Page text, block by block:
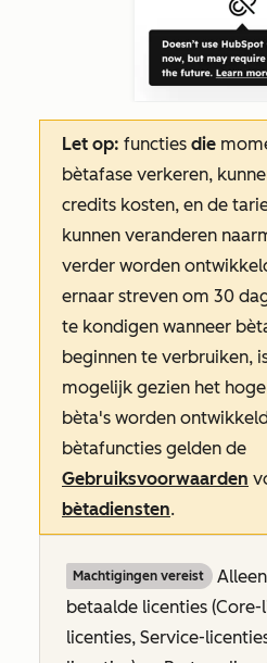
Let op: functies die
bètafase verkeren,
credits kosten, en de
kunnen veranderen
verder worden
ernaar streven om 30
te kondigen wanneer
beginnen te verbruiken,
mogelijk gezien het
bèta's worden
bètafuncties gelden de
Gebruiksvoorwaarden
bètadiensten.
Machtigingen vereist
betaalde licenties (Core-
licenties, Service-